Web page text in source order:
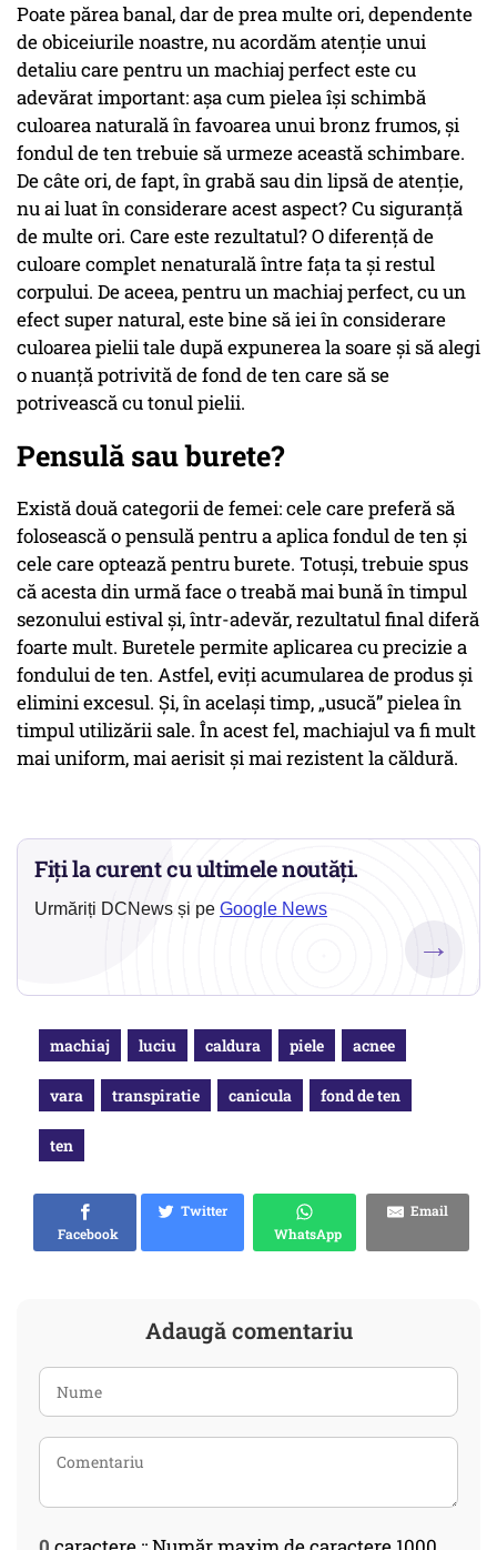
Poate părea banal, dar de prea multe ori, dependente
de obiceiurile noastre, nu acordăm atenție unui
detaliu care pentru un machiaj perfect este cu
adevărat important: așa cum pielea își schimbă
culoarea naturală în favoarea unui bronz frumos, și
fondul de ten trebuie să urmeze această schimbare.
De câte ori, de fapt, în grabă sau din lipsă de atenție,
nu ai luat în considerare acest aspect? Cu siguranță
de multe ori. Care este rezultatul? O diferență de
culoare complet nenaturală între fața ta și restul
corpului. De aceea, pentru un machiaj perfect, cu un
efect super natural, este bine să iei în considerare
culoarea pielii tale după expunerea la soare și să alegi
o nuanță potrivită de fond de ten care să se
potrivească cu tonul pielii.
Pensulă sau burete?
Există două categorii de femei: cele care preferă să
folosească o pensulă pentru a aplica fondul de ten și
cele care optează pentru burete. Totuși, trebuie spus
că acesta din urmă face o treabă mai bună în timpul
sezonului estival și, într-adevăr, rezultatul final diferă
foarte mult. Buretele permite aplicarea cu precizie a
fondului de ten. Astfel, eviţi acumularea de produs și
elimini excesul. Și, în același timp, „usucă” pielea în
timpul utilizării sale. În acest fel, machiajul va fi mult
mai uniform, mai aerisit și mai rezistent la căldură.
Fiți la curent cu ultimele noutăți.
Urmăriți DCNews și pe Google News
→
machiaj luciu caldura piele acnee
vara transpiratie canicula fond de ten
ten
Facebook
Twitter
WhatsApp
Email
Adaugă comentariu